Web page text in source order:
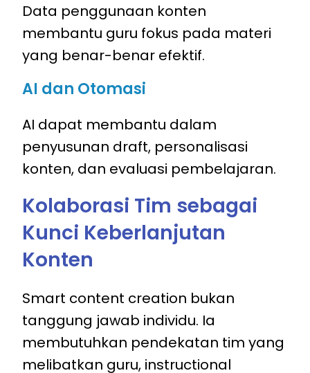
Data penggunaan konten
membantu guru fokus pada materi
yang benar-benar efektif.
AI dan Otomasi
AI dapat membantu dalam
penyusunan draft, personalisasi
konten, dan evaluasi pembelajaran.
Kolaborasi Tim sebagai
Kunci Keberlanjutan
Konten
Smart content creation bukan
tanggung jawab individu. Ia
membutuhkan pendekatan tim yang
melibatkan guru, instructional